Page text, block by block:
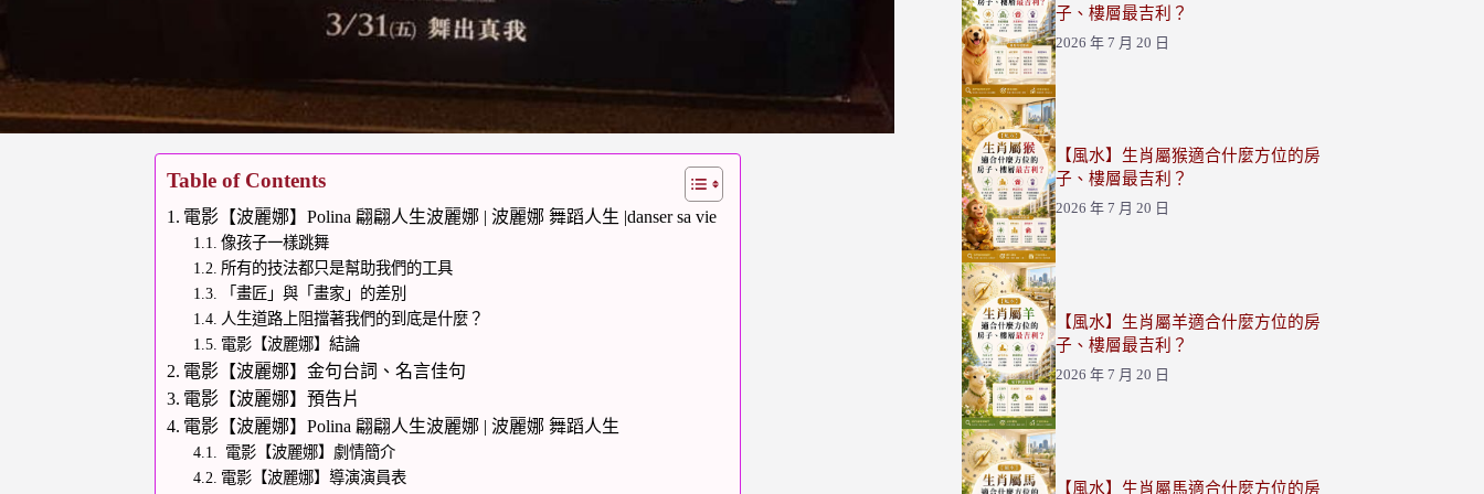
Table of Contents
電影【波麗娜】Polina 翩翩人生波麗娜 | 波麗娜 舞蹈人生 |danser sa vie
像孩子一樣跳舞
所有的技法都只是幫助我們的工具
「畫匠」與「畫家」的差別
人生道路上阻擋著我們的到底是什麼？
電影【波麗娜】結論
電影【波麗娜】金句台詞、名言佳句
電影【波麗娜】預告片
電影【波麗娜】Polina 翩翩人生波麗娜 | 波麗娜 舞蹈人生
電影【波麗娜】劇情簡介
電影【波麗娜】導演演員表
子、樓層最吉利？
2026 年 7 月 20 日
【風水】生肖屬猴適合什麼方位的房
子、樓層最吉利？
2026 年 7 月 20 日
【風水】生肖屬羊適合什麼方位的房
子、樓層最吉利？
2026 年 7 月 20 日
【風水】生肖屬馬適合什麼方位的房